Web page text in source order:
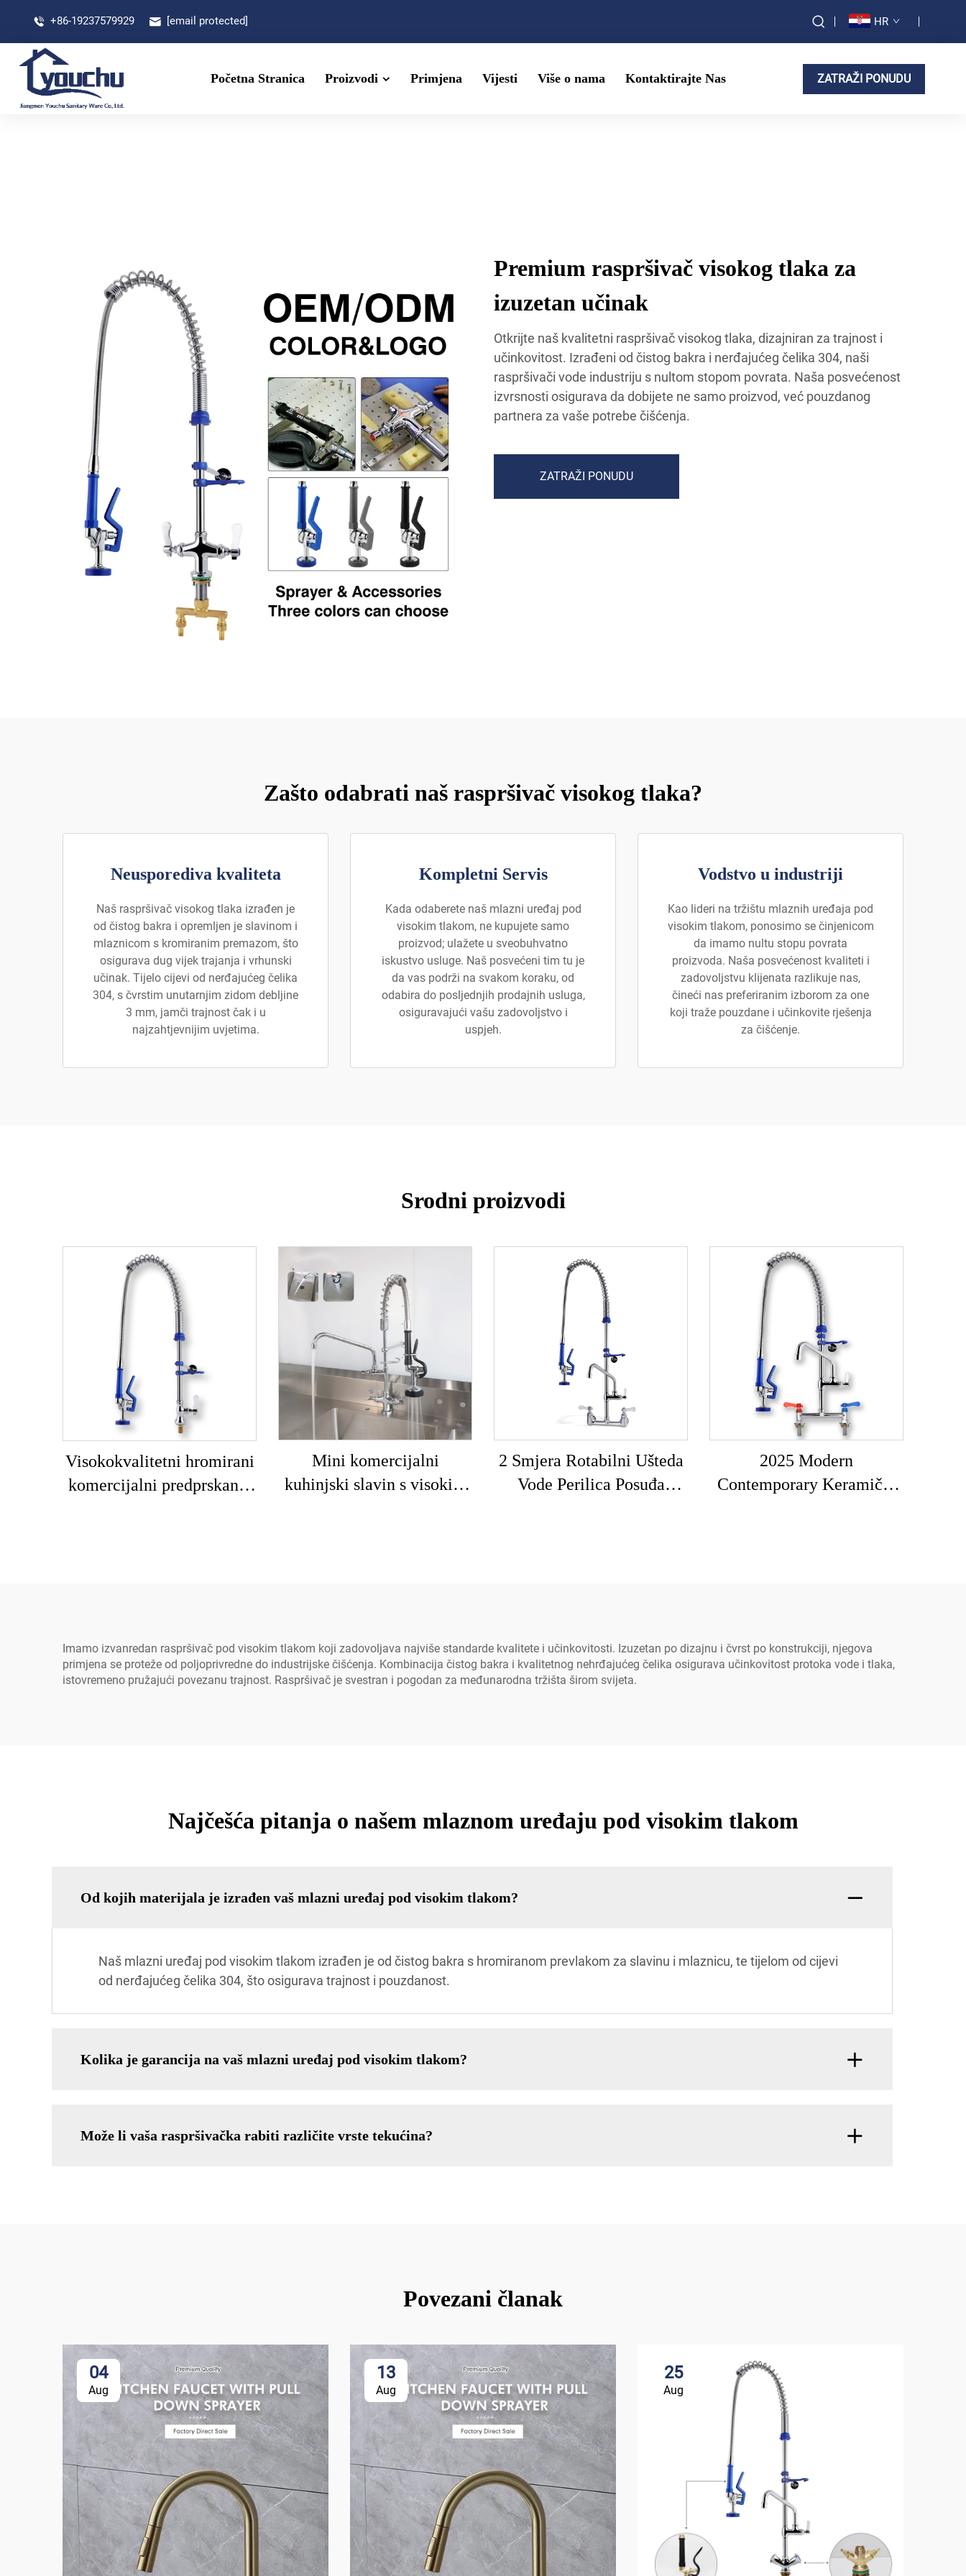
+86-19237579929 [email protected] HR
Početna Stranica Proizvodi Primjena Vijesti Više o nama Kontaktirajte Nas ZATRAŽI PONUDU
Premium raspršivač visokog tlaka za
izuzetan učinak
Otkrijte naš kvalitetni raspršivač visokog tlaka, dizajniran za trajnost i
učinkovitost. Izrađeni od čistog bakra i nerđajućeg čelika 304, naši
raspršivači vode industriju s nultom stopom povrata. Naša posvećenost
izvrsnosti osigurava da dobijete ne samo proizvod, već pouzdanog
partnera za vaše potrebe čišćenja.
ZATRAŽI PONUDU
Zašto odabrati naš raspršivač visokog tlaka?
Neusporediva kvaliteta
Naš raspršivač visokog tlaka izrađen je
od čistog bakra i opremljen je slavinom i
mlaznicom s kromiranim premazom, što
osigurava dug vijek trajanja i vrhunski
učinak. Tijelo cijevi od nerđajućeg čelika
304, s čvrstim unutarnjim zidom debljine
3 mm, jamči trajnost čak i u
najzahtjevnijim uvjetima.
Kompletni Servis
Kada odaberete naš mlazni uređaj pod
visokim tlakom, ne kupujete samo
proizvod; ulažete u sveobuhvatno
iskustvo usluge. Naš posvećeni tim tu je
da vas podrži na svakom koraku, od
odabira do posljednjih prodajnih usluga,
osiguravajući vašu zadovoljstvo i
uspjeh.
Vodstvo u industriji
Kao lideri na tržištu mlaznih uređaja pod
visokim tlakom, ponosimo se činjenicom
da imamo nultu stopu povrata
proizvoda. Naša posvećenost kvaliteti i
zadovoljstvu klijenata razlikuje nas,
čineći nas preferiranim izborom za one
koji traže pouzdane i učinkovite rješenja
za čišćenje.
Srodni proizvodi
Visokokvalitetni hromirani
komercijalni predprskanje
Mini komercijalni
kuhinjski slavin s visokim
2 Smjera Rotabilni Ušteda
Vode Perilica Posuđa
2025 Modern
Contemporary Keramički
Imamo izvanredan raspršivač pod visokim tlakom koji zadovoljava najviše standarde kvalitete i učinkovitosti. Izuzetan po dizajnu i čvrst po konstrukciji, njegova
primjena se proteže od poljoprivredne do industrijske čišćenja. Kombinacija čistog bakra i kvalitetnog nehrđajućeg čelika osigurava učinkovitost protoka vode i tlaka,
istovremeno pružajući povezanu trajnost. Raspršivač je svestran i pogodan za međunarodna tržišta širom svijeta.
Najčešća pitanja o našem mlaznom uređaju pod visokim tlakom
Od kojih materijala je izrađen vaš mlazni uređaj pod visokim tlakom?
Naš mlazni uređaj pod visokim tlakom izrađen je od čistog bakra s hromiranom prevlakom za slavinu i mlaznicu, te tijelom od cijevi
od nerđajućeg čelika 304, što osigurava trajnost i pouzdanost.
Kolika je garancija na vaš mlazni uređaj pod visokim tlakom?
Može li vaša raspršivačka rabiti različite vrste tekućina?
Povezani članak
04
Aug
13
Aug
25
Aug